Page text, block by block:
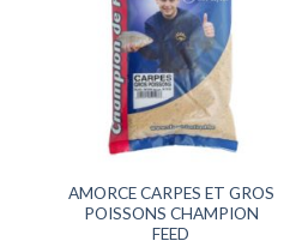
AMORCE CARPES ET GROS
POISSONS CHAMPION
FEED